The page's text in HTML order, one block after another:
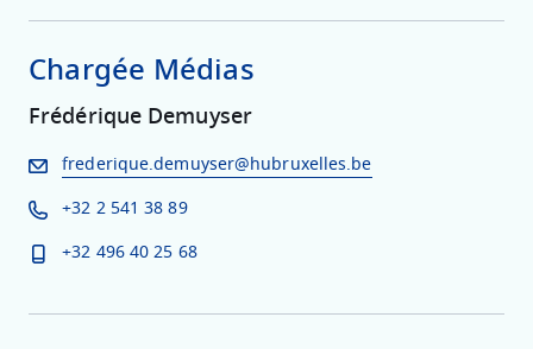
Chargée Médias
Frédérique Demuyser
frederique.demuyser@hubruxelles.be
+32 2 541 38 89
+32 496 40 25 68